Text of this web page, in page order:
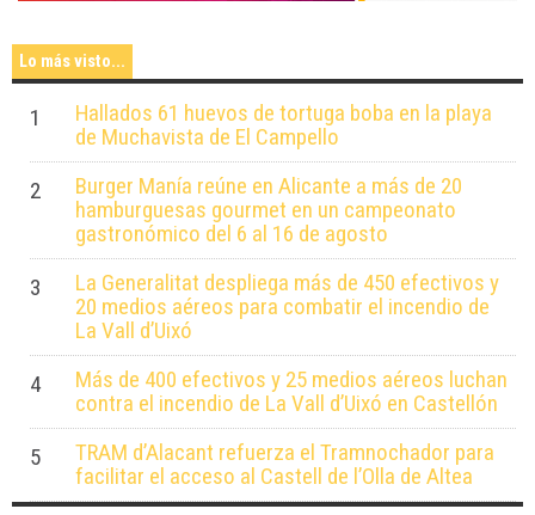
Lo más visto...
1
Hallados 61 huevos de tortuga boba en la playa
de Muchavista de El Campello
2
Burger Manía reúne en Alicante a más de 20
hamburguesas gourmet en un campeonato
gastronómico del 6 al 16 de agosto
3
La Generalitat despliega más de 450 efectivos y
20 medios aéreos para combatir el incendio de
La Vall d’Uixó
4
Más de 400 efectivos y 25 medios aéreos luchan
contra el incendio de La Vall d’Uixó en Castellón
5
TRAM d’Alacant refuerza el Tramnochador para
facilitar el acceso al Castell de l’Olla de Altea